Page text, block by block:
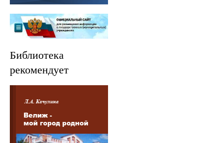
Библиотека
рекомендует